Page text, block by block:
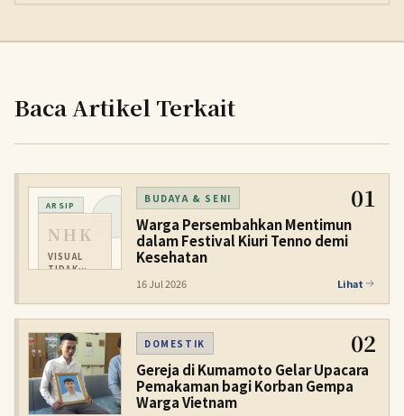
Baca Artikel Terkait
ARSIP
NHK
VISUAL
TIDAK
BUDAYA & SENI 01
Warga Persembahkan Mentimun
dalam Festival Kiuri Tenno demi
Kesehatan
16 Jul 2026 Lihat
DOMESTIK 02
Gereja di Kumamoto Gelar Upacara
Pemakaman bagi Korban Gempa
Warga Vietnam